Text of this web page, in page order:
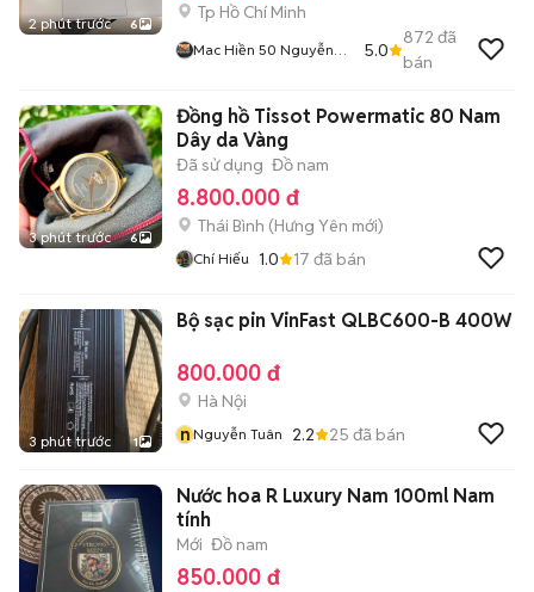
2 phút trước 6
Tp Hồ Chí Minh
Mac Hiền 50 Nguyễn
5.0
872 đã
bán
3 phút trước 6
Đồng hồ Tissot Powermatic 80 Nam
Dây da Vàng
Đã sử dụng Đồ nam
8.800.000 đ
Thái Bình (Hưng Yên mới)
Chí Hiếu 1.0 17 đã bán
3 phút trước 1
Bộ sạc pin VinFast QLBC600-B 400W
800.000 đ
Hà Nội
nNguyễn Tuân 2.2 25 đã bán
Nước hoa R Luxury Nam 100ml Nam
tính
Mới Đồ nam
850.000 đ